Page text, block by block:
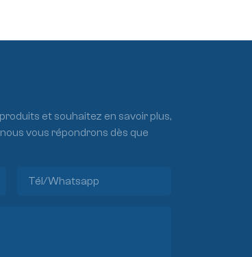
et souhaitez en savoir plus,
vous répondrons dès que